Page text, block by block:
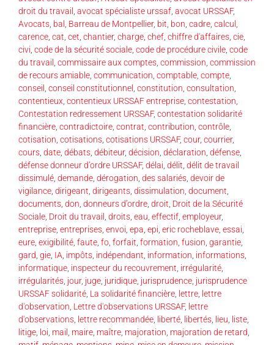
droit du travail
avocat spécialiste urssaf avocat URSSAF,
Avocats bal Barreau de Montpellier, bit bon cadre calcul
carence cat cet chantier, charge chef chiffre d'affaires cie
civi code de la sécurité sociale code de procédure civile code
du travail
commissaire aux comptes commission commission
de recours amiable communication comptable compte
conseil
conseil constitutionnel constitution consultation
contentieux contentieux URSSAF entreprise contestation
Contestation redressement URSSAF, contestation solidarité
financière contradictoire contrat contribution contrôle
cotisation cotisations cotisations URSSAF, cour, courrier,
cours date débats débiteur, décision déclaration défense
défense donneur d’ordre URSSAF, délai délit délit de travail
dissimulé demande dérogation des salariés devoir de
vigilance dirigeant dirigeants dissimulation document
documents don donneurs d’ordre droit Droit de la Sécurité
Sociale Droit du travail droits eau effectif employeur,
entreprise entreprises envoi epa epi eric rocheblave essai
eure exigibilité faute fo forfait formation fusion garantie
gard gie IA impôts indépendant information informations
informatique inspecteur du recouvrement irrégularité
irrégularités jour, juge juridique jurisprudence jurisprudence
URSSAF solidarité La solidarité financière lettre lettre
d'observation Lettre d'observations URSSAF, lettre
d'observations lettre recommandée liberté libertés lieu liste
litige loi mail maire maître majoration majoration de retard